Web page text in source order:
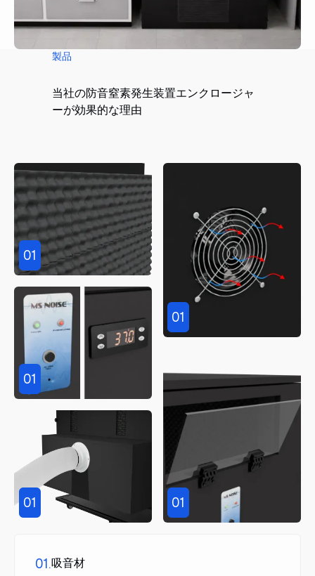
製品
当社の防音窒素発生装置エンクロージャ
ーが効果的な理由
01
01
01
01 01
01.吸音材